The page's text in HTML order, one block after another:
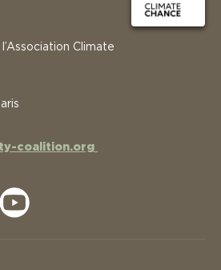
Climate
coalition.org